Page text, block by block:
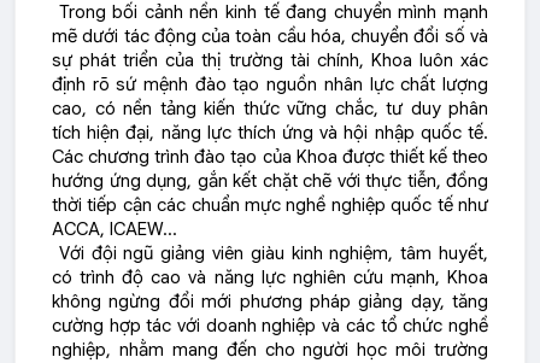
Trong bối cảnh nền kinh tế đang chuyển mình mạnh
mẽ dưới tác động của toàn cầu hóa, chuyển đổi số và
sự phát triển của thị trường tài chính, Khoa luôn xác
định rõ sứ mệnh đào tạo nguồn nhân lực chất lượng
cao, có nền tảng kiến thức vững chắc, tư duy phân
tích hiện đại, năng lực thích ứng và hội nhập quốc tế.
Các chương trình đào tạo của Khoa được thiết kế theo
hướng ứng dụng, gắn kết chặt chẽ với thực tiễn, đồng
thời tiếp cận các chuẩn mực nghề nghiệp quốc tế như
ACCA, ICAEW…
Với đội ngũ giảng viên giàu kinh nghiệm, tâm huyết,
có trình độ cao và năng lực nghiên cứu mạnh, Khoa
không ngừng đổi mới phương pháp giảng dạy, tăng
cường hợp tác với doanh nghiệp và các tổ chức nghề
nghiệp, nhằm mang đến cho người học môi trường